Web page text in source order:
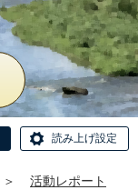
読み上げ設定
＞
活動レポート